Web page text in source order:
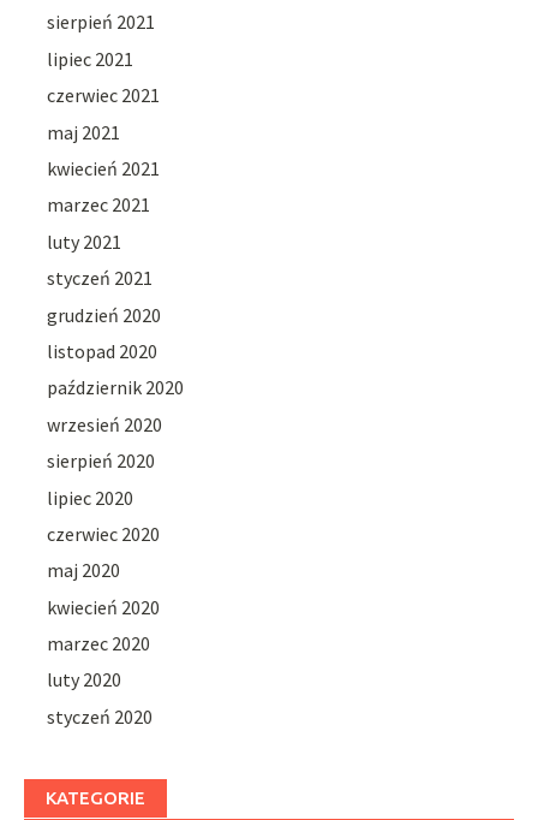
sierpień 2021
lipiec 2021
czerwiec 2021
maj 2021
kwiecień 2021
marzec 2021
luty 2021
styczeń 2021
grudzień 2020
listopad 2020
październik 2020
wrzesień 2020
sierpień 2020
lipiec 2020
czerwiec 2020
maj 2020
kwiecień 2020
marzec 2020
luty 2020
styczeń 2020
KATEGORIE